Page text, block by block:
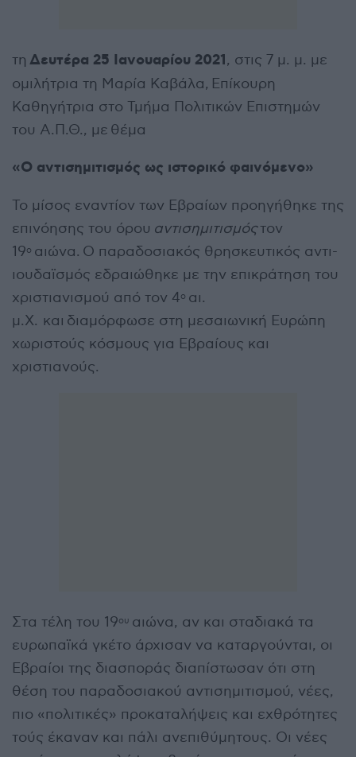
τη Δευτέρα 25 Ιανουαρίου 2021, στις 7 μ. μ. με
ομιλήτρια τη Μαρία Καβάλα, Επίκουρη
Καθηγήτρια στο Τμήμα Πολιτικών Επιστημών
του Α.Π.Θ., με θέμα
«Ο αντισημιτισμός ως ιστορικό φαινόμενο»
Το μίσος εναντίον των Εβραίων προηγήθηκε της
επινόησης του όρου αντισημιτισμόςτον
19ο αιώνα. Ο παραδοσιακός θρησκευτικός αντι-
ιουδαϊσμός εδραιώθηκε με την επικράτηση του
χριστιανισμού από τον 4ο αι.
μ.Χ. και διαμόρφωσε στη μεσαιωνική Ευρώπη
χωριστούς κόσμους για Εβραίους και
χριστιανούς.
Στα τέλη του 19ου αιώνα, αν και σταδιακά τα
ευρωπαϊκά γκέτο άρχισαν να καταργούνται, οι
Εβραίοι της διασποράς διαπίστωσαν ότι στη
θέση του παραδοσιακού αντισημιτισμού, νέες,
πιο «πολιτικές» προκαταλήψεις και εχθρότητες
τούς έκαναν και πάλι ανεπιθύμητους. Οι νέες